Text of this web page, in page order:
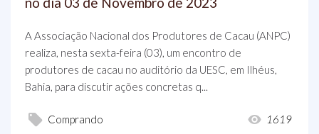
A Associação Nacional dos Produtores de Cacau (ANPC)
realiza, nesta sexta-feira (03), um encontro de
produtores de cacau no auditório da UESC, em Ilhéus,
Bahia, para discutir ações concretas q...
Comprando 1619